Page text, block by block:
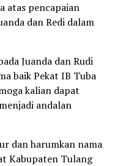
atas pencapaian
dan Redi dalam
Juanda dan Rudi
baik Pekat IB Tuba
kalian dapat
andalan
dan harumkan nama
Kabupaten Tulang